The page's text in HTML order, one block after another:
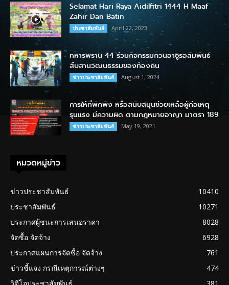
Selamat Hari Raya Aidilfitri 1444 H Maaf
Zahir Dan Batin
ประชาสัมพันธ์ April 22, 2023
ทหารพราน 44 ร่วมกิจกรรมกวนอาซูรอสัมพันธ์
สืบสานวัฒนธรรมของท้องถิ่น
ข่าวประชาสัมพันธ์ August 1, 2024
การให้ที่พักพิง หรือสนับสนุนช่วยเหลือผู้ก่อเหตุ
รุนแรง มีความผิด ตามกฎหมายอาญา มาตรา 189
ข่าวประชาสัมพันธ์ May 19, 2021
หมวดหมู่ข่าว
ข่าวประชาสัมพันธ์
10410
ประชาสัมพันธ์
10271
ประกาศผู้ชนะการเสนอราคา
8028
จัดซื้อ จัดจ้าง
6928
ประกาศแผนการจัดซื้อ จัดจ้าง
761
ข่าวชี้แจง กรณีเหตุการณ์ต่างๆ
474
วิดีโอประชาสัมพันธ์
381